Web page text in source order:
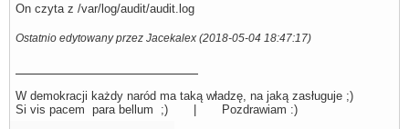
On czyta z /var/log/audit/audit.log
Ostatnio edytowany przez Jacekalex (2018-05-04 18:47:17)
W demokracji każdy naród ma taką władzę, na jaką zasługuje ;)
Si vis pacem para bellum ;) | Pozdrawiam :)